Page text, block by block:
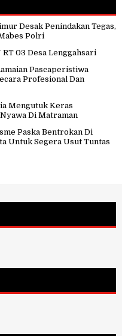
Desak Penindakan Tegas,
Polri
RT 03 Desa Lenggahsari
Pascaperistiwa
Profesional Dan
Mengutuk Keras
Di Matraman
Paska Bentrokan Di
Untuk Segera Usut Tuntas